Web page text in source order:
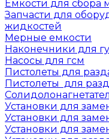
Емкости для сбора
Запчасти для
жидкостей
Мерные емкости
Наконечники для
Насосы для гсм
Пистолеты для
Пистолеты для
Установки для
Установки для
Установки для